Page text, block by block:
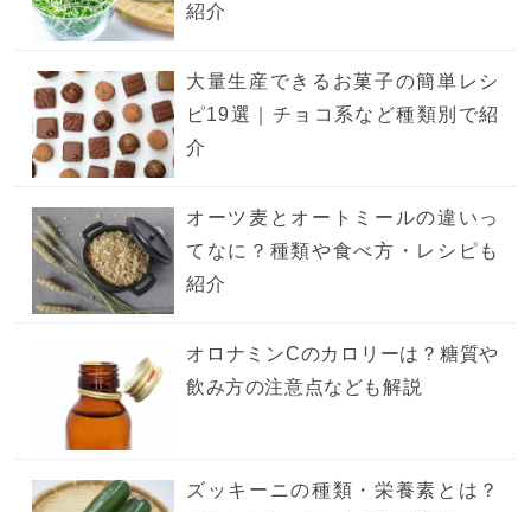
紹介
大量生産できるお菓子の簡単レシ
ピ19選｜チョコ系など種類別で紹
介
オーツ麦とオートミールの違いっ
てなに？種類や食べ方・レシピも
紹介
オロナミンCのカロリーは？糖質や
飲み方の注意点なども解説
ズッキーニの種類・栄養素とは？